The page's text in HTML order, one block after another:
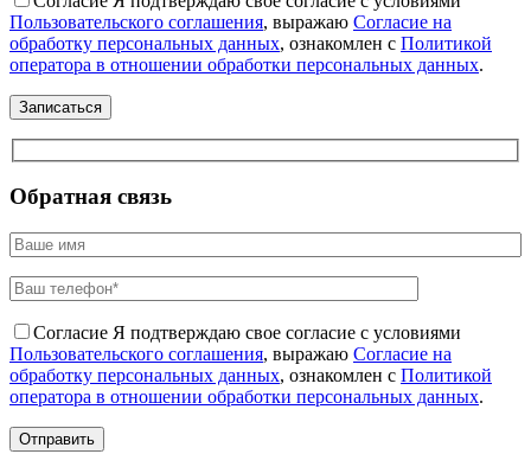
Пользовательского соглашения, выражаю Согласие на
обработку персональных данных, ознакомлен с Политикой
оператора в отношении обработки персональных данных.
Обратная связь
Согласие Я подтверждаю свое согласие с условиями
Пользовательского соглашения, выражаю Согласие на
обработку персональных данных, ознакомлен с Политикой
оператора в отношении обработки персональных данных.